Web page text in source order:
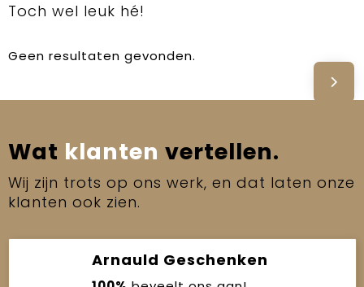
Toch wel leuk hé!
Geen resultaten gevonden.
Wat klanten vertellen.
Wij zijn trots op ons werk, en dat laten onze
klanten ook zien.
Arnauld Geschenken